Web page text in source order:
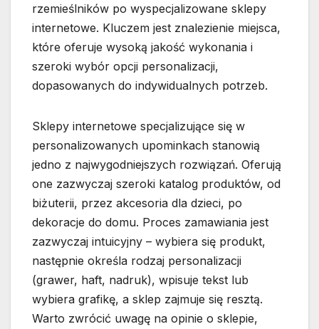
rzemieślników po wyspecjalizowane sklepy
internetowe. Kluczem jest znalezienie miejsca,
które oferuje wysoką jakość wykonania i
szeroki wybór opcji personalizacji,
dopasowanych do indywidualnych potrzeb.
Sklepy internetowe specjalizujące się w
personalizowanych upominkach stanowią
jedno z najwygodniejszych rozwiązań. Oferują
one zazwyczaj szeroki katalog produktów, od
biżuterii, przez akcesoria dla dzieci, po
dekoracje do domu. Proces zamawiania jest
zazwyczaj intuicyjny – wybiera się produkt,
następnie określa rodzaj personalizacji
(grawer, haft, nadruk), wpisuje tekst lub
wybiera grafikę, a sklep zajmuje się resztą.
Warto zwrócić uwagę na opinie o sklepie,